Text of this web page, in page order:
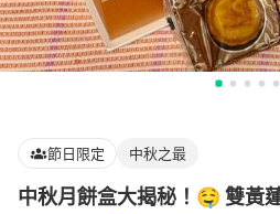
節日限定 中秋之最
中秋月餅盒大揭秘！🤤 雙黃